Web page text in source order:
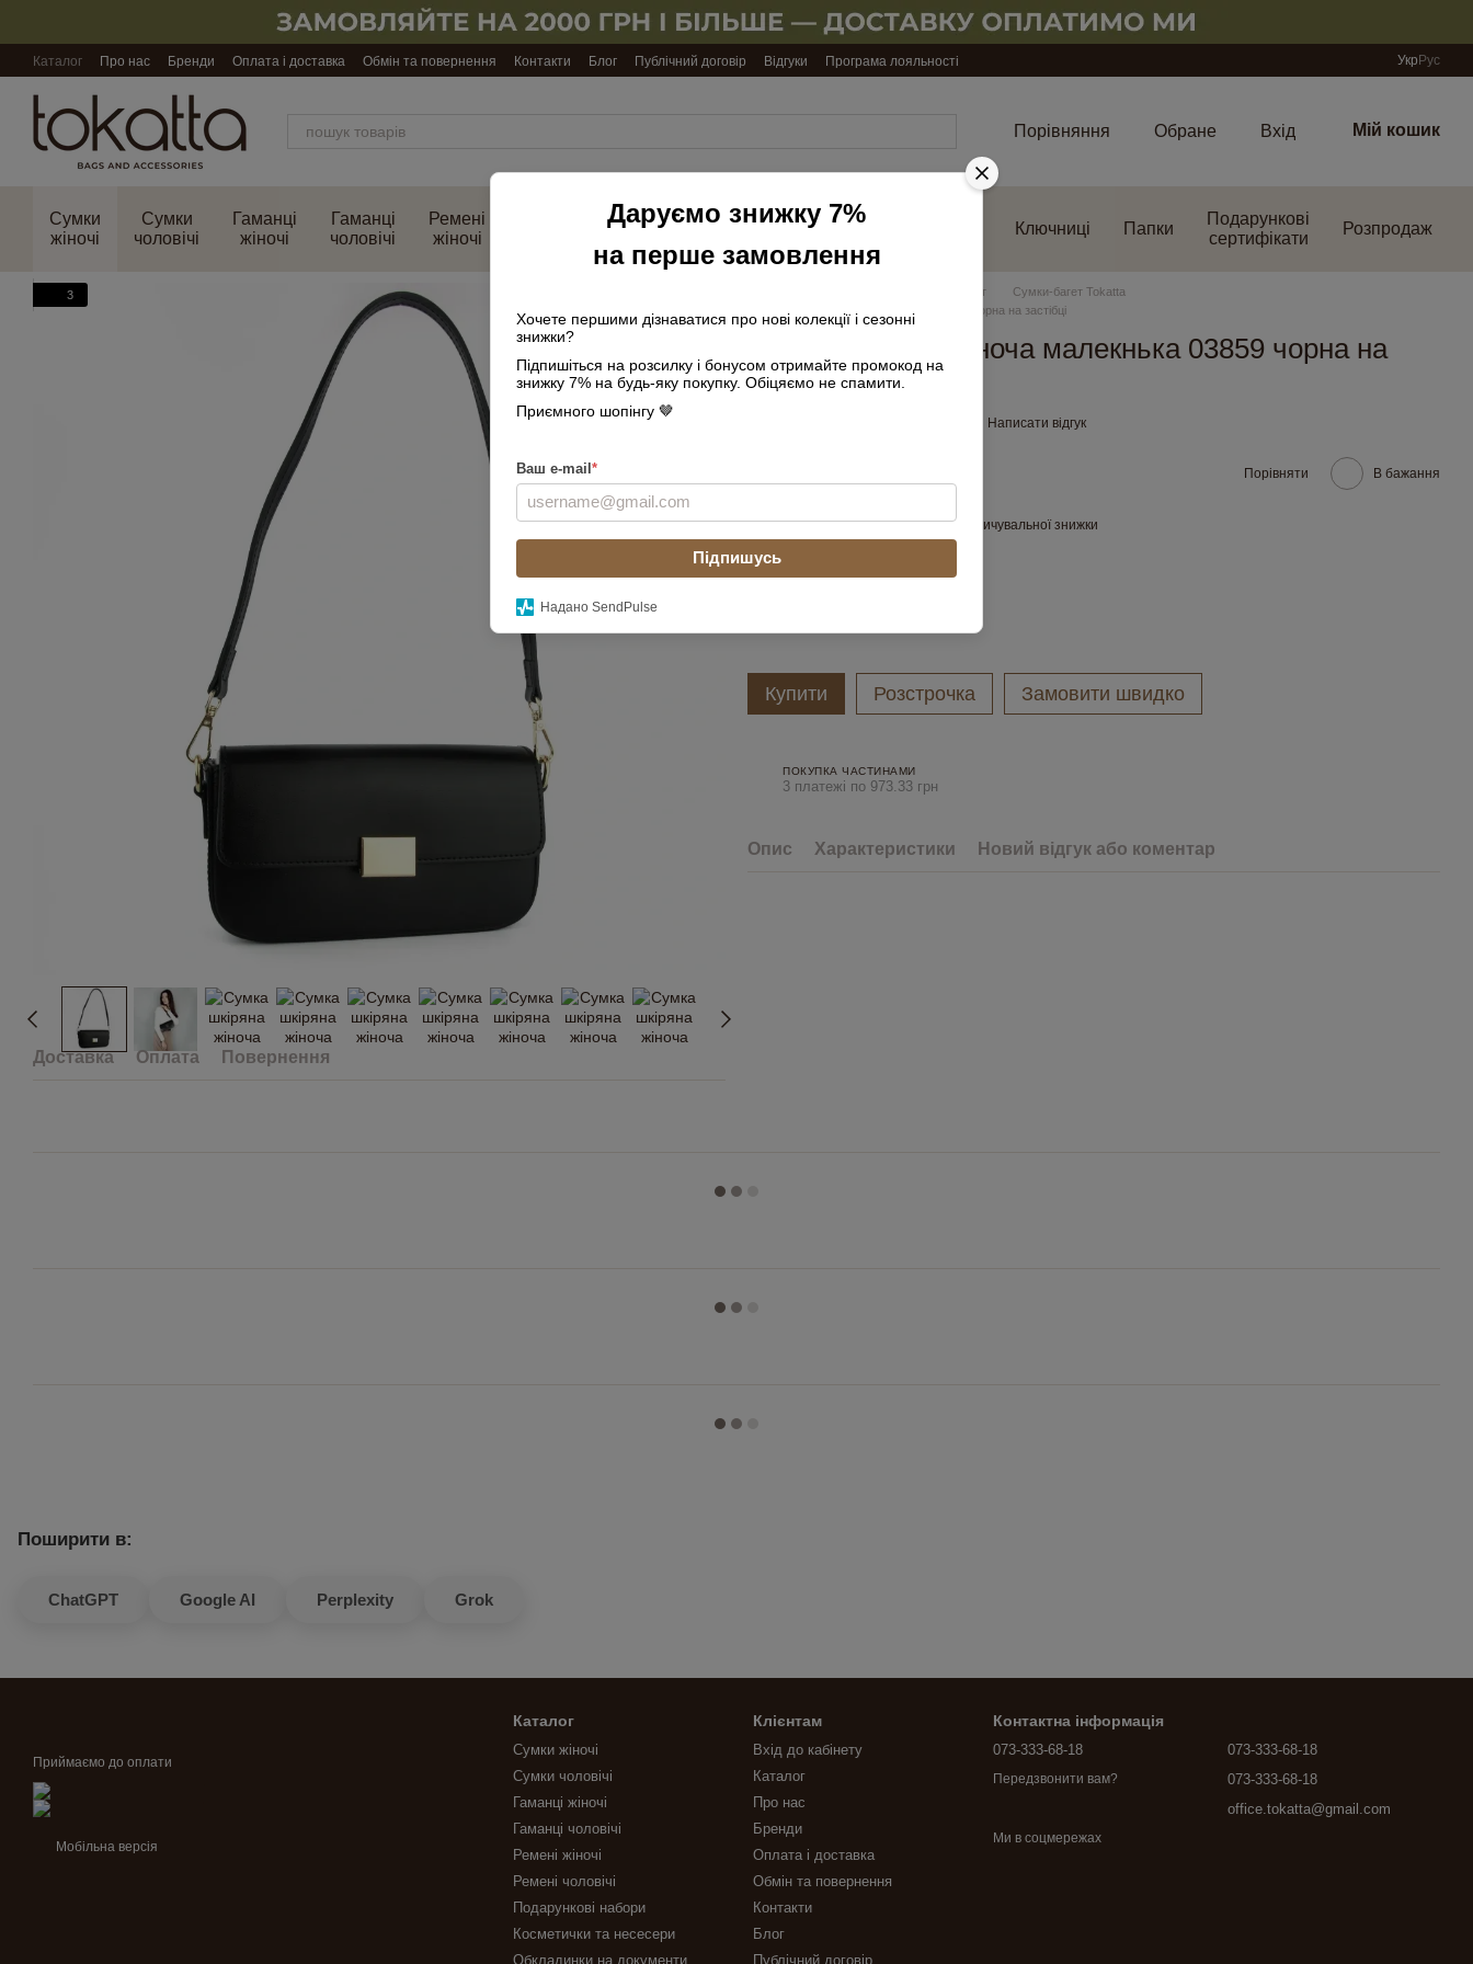
Даруємо знижку 7%
на перше замовлення
Хочете першими дізнаватися про нові колекції і сезонні
знижки?
Підпишіться на розсилку і бонусом отримайте промокод на
знижку 7% на будь-яку покупку. Обіцяємо не спамити.
Приємного шопінгу 🤎
Ваш e-mail *
Підпишусь
Надано SendPulse
Каталог Про нас Бренди Оплата і доставка Обмін та повернення Контакти Блог Публічний договір Відгуки Програма лояльності Укр Рус
Порівняння Обране Вхід Мій кошик
Сумки
жіночі
Сумки
чоловічі
Гаманці
жіночі
Гаманці
чоловічі
Ремені
жіночі
Подарункові
Косметички
Ключниці Папки
Подарункові
сертифікати
Розпродаж
3
Доставка Оплата Повернення
Сумки-багет
Сумки-багет Tokatta
Сумка шкіряна жіноча малекнька 03859 чорна на застібці
Сумка шкіряна жіноча малекнька 03859 чорна на
застібці
Написати відгук
Порівняти В бажання
% Увійтидля відображення накопичувальної знижки
Колір
Купити Розстрочка Замовити швидко
ПОКУПКА ЧАСТИНАМИ
3 платежі по 973.33 грн
Опис Характеристики Новий відгук або коментар
Поширити в:
ChatGPT Google AI Perplexity Grok
Приймаємо до оплати
Мобільна версія
Каталог
Сумки жіночі
Сумки чоловічі
Гаманці жіночі
Гаманці чоловічі
Ремені жіночі
Ремені чоловічі
Подарункові набори
Косметички та несесери
Обкладинки на документи
Клієнтам
Вхід до кабінету
Каталог
Про нас
Бренди
Оплата і доставка
Обмін та повернення
Контакти
Блог
Публічний договір
Контактна інформація
073-333-68-18
Передзвонити вам?
073-333-68-18
073-333-68-18
office.tokatta@gmail.com
Ми в соцмережах